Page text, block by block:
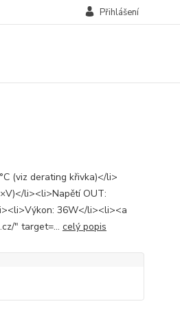
Přihlášení
(viz derating křivka)</li>
li><li>Napětí OUT:
36W</li><li><a
" target=... celý popis